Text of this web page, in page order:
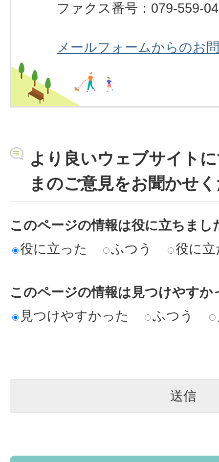
ファクス番号：079-559-
メールフォームからのお
より良いウェブサイト
まのご意見をお聞かせ
このページの情報は役に立ちまし
役に立った
ふつう 役に
このページの情報は見つけやすか
見つけやすかった
ふつう